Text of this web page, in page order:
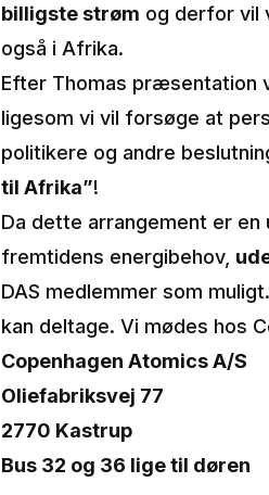
billigste strøm og derfor vil
også i Afrika.
Efter Thomas præsentation
ligesom vi vil forsøge at
politikere og andre
til Afrika”!
Da dette arrangement er
fremtidens energibehov,
DAS medlemmer som
kan deltage. Vi mødes hos
Copenhagen Atomics A/S
Oliefabriksvej 77
2770 Kastrup
Bus 32 og 36 lige til døren